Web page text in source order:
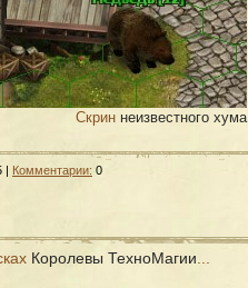
Скрин неизвестного хума
| Комментарии: 0
Королевы ТехноМагии